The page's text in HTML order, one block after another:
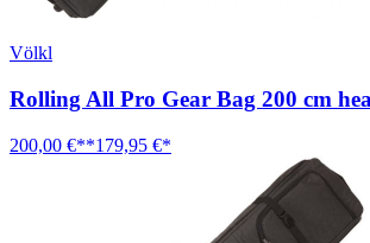
Völkl
Rolling All Pro Gear Bag 200 cm
200,00 €**179,95 €*